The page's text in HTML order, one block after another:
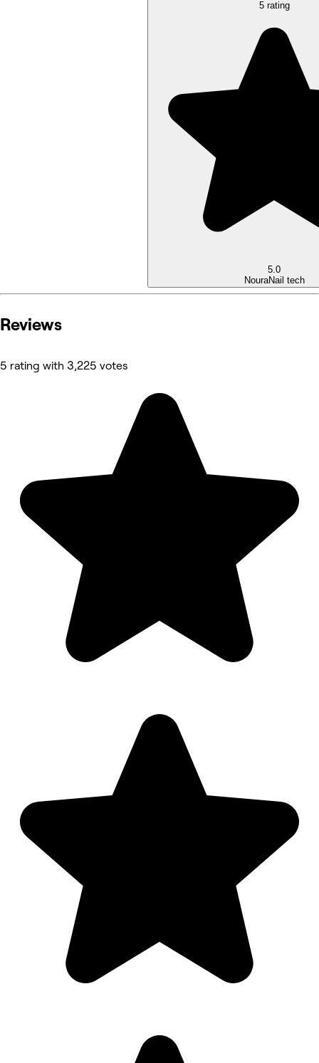
5 rating
5.0
NouraNail tech
Reviews
5 rating with 3,225 votes